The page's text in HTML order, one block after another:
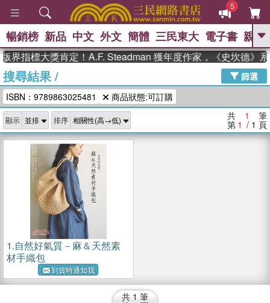
5
GO
高希均教授回憶錄
、 The Odyssey 、 父親節 、 如果歷
史是一群喵 、
獎 臺灣漫遊錄 、 方念華 、 台灣的李
登輝時代
數學女孩：黎曼猜想 、
偉大的迷走神經
暢銷榜 新品 中文 外文 簡體 三民東大 電子書 親子
界指標大獎肯定！A.F. Steadman 獲年度作家，《史坎德》
搜尋結果/
篩選
ISBN：9789863025481
商品狀態:可訂購
顯示 排序 共 1 筆
第 1 / 1 頁
1.自然好氣質－麻＆天然素
材手織包
到貨時通知我
共 1 筆